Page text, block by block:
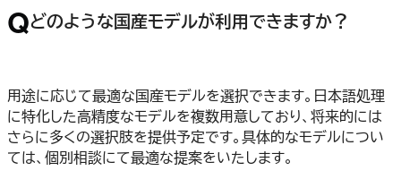
Qどのような国産モデルが利用できますか？
用途に応じて最適な国産モデルを選択できます。日本語処理
に特化した高精度なモデルを複数用意しており、将来的には
さらに多くの選択肢を提供予定です。具体的なモデルについ
ては、個別相談にて最適な提案をいたします。